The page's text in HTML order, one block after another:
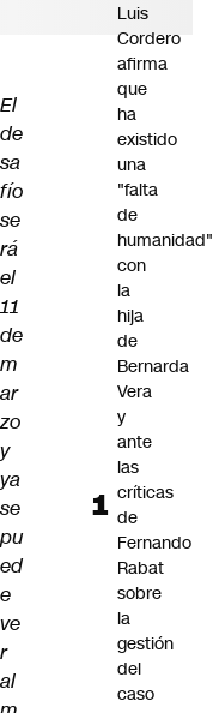
El
de
sa
fío
se
rá
el
11
de
m
ar
zo
y
ya
se
pu
ed
e
ve
r
al
Luis
Cordero
afirma
que
ha
existido
una
"falta
de
humanidad"
con
la
hija
de
Bernarda
Vera
y
ante
las
críticas
de
Fernando
Rabat
sobre
la
gestión
del
caso